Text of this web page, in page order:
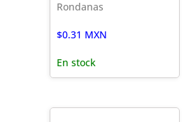
Rondanas
$0.31 MXN
En stock